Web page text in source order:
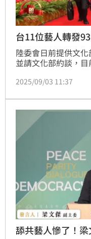
台11位藝人轉發
陸委會日前提供文
並請文化部約談，
國家主權或唱和武力
隆、楊培安、黃安
中，歐陽娜娜與侯
2025/09/03 11:37
舔共藝人慘了！